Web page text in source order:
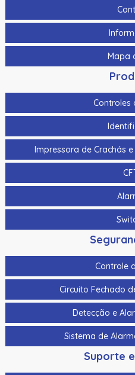
As-1153 | Assa Abloy | Botoeira
Bat-7 | Assa Abloy | Bateria De
Botao De Panico Sem Fio
Botao De Saida Quebra Vidro
Botao Panico Para Termnais
Botoeira/Botao De Saida
Botoeira/Botao De Saida
Hikvision Ds-K7P04
Bts400 | Assa Abloy | Botoeira
Cabo Para Cameras Mobile 2
Cabo Para Cameras Mobile 4
Cadastrador De Cartoes
Frequencia 125Khz (Em) E
Cadastrador Impressao Digital
Mapa
Controles
Impressora de Crachás
Controle
Circuito Fechado
Detecção e
Sistema de
Suporte